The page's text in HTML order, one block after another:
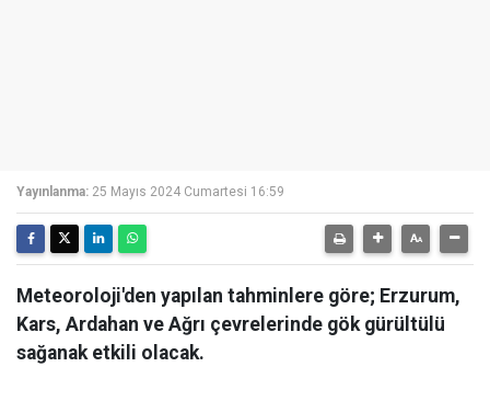
Yayınlanma: 25 Mayıs 2024 Cumartesi 16:59
Meteoroloji'den yapılan tahminlere göre; Erzurum,
Kars, Ardahan ve Ağrı çevrelerinde gök gürültülü
sağanak etkili olacak.